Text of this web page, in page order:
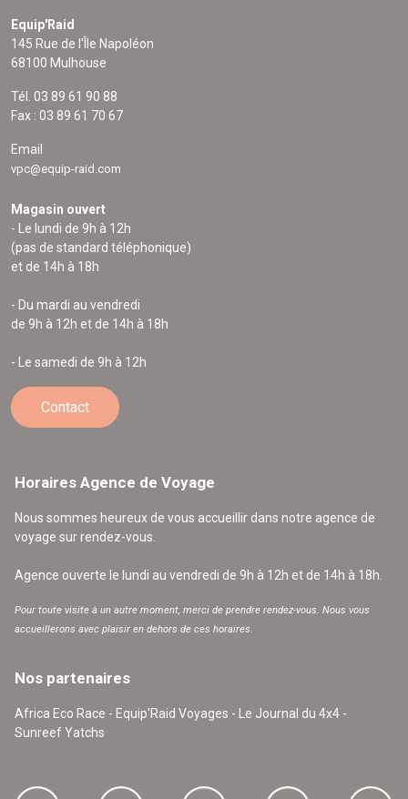
Equip'Raid
145 Rue de l'Île Napoléon
68100 Mulhouse
Tél. 03 89 61 90 88
Fax : 03 89 61 70 67
Email
vpc@equip-raid.com
Magasin ouvert
- Le lundi de 9h à 12h
(pas de standard téléphonique)
et de 14h à 18h
- Du mardi au vendredi
de 9h à 12h et de 14h à 18h
- Le samedi de 9h à 12h
Contact
Horaires Agence de Voyage
Nous sommes heureux de vous accueillir dans notre agence de
voyage sur rendez-vous.
Agence ouverte le lundi au vendredi de 9h à 12h et de 14h à 18h.
Pour toute visite à un autre moment, merci de prendre rendez-vous. Nous vous
accueillerons avec plaisir en dehors de ces horaires.
Nos partenaires
Africa Eco Race - Equip'Raid Voyages - Le Journal du 4x4 -
Sunreef Yatchs